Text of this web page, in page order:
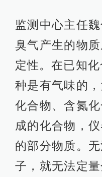
监测中心主任
臭气产生的物
定性。在已知
种是有气味的
化合物、含氮
成的化合物，
的部分物质。
子，就无法定